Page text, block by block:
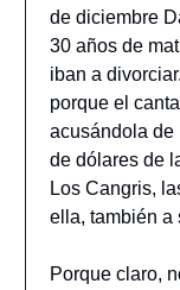
de diciembre
30 años de
iban a
porque el
acusándola de
de dólares de
Los Cangris,
ella, también a
Porque claro,